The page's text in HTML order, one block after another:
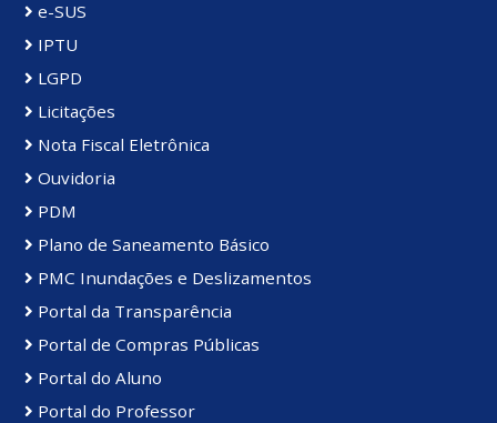
e-SUS
IPTU
LGPD
Licitações
Nota Fiscal Eletrônica
Ouvidoria
PDM
Plano de Saneamento Básico
PMC Inundações e Deslizamentos
Portal da Transparência
Portal de Compras Públicas
Portal do Aluno
Portal do Professor